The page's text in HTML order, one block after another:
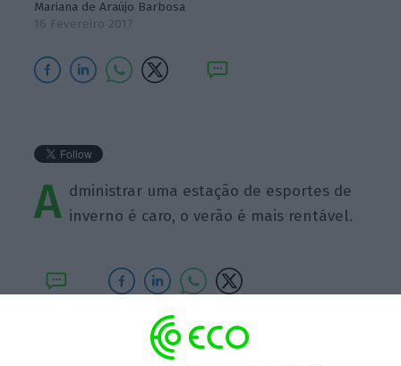
Mariana de Araújo Barbosa
16 Fevereiro 2017
A dministrar uma estação de esportes de
inverno é caro, o verão é mais rentável.
https://eco.sapo.pt/quote/hans-grueter-administrar-uma-estacao-de-esportes-de-inverno-e-caro-o-15/ Copiar